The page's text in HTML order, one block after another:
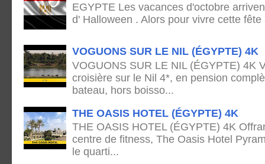
EGYPTE Les vacances d'octobre
d' Halloween . Alors pour vivre cette
VOGUONS SUR LE NIL (ÉGYPTE) 4K
VOGUONS SUR LE NIL (ÉGYPTE) 4K
croisière sur le Nil 4*, en pension
bateau, hors boisso...
THE OASIS HOTEL (ÉGYPTE) 4K
THE OASIS HOTEL (ÉGYPTE) 4K
centre de fitness, The Oasis Hotel
le quarti...